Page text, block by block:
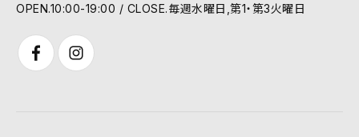
OPEN.10:00-19:00 / CLOSE.毎週水曜日,第1・第3火曜日